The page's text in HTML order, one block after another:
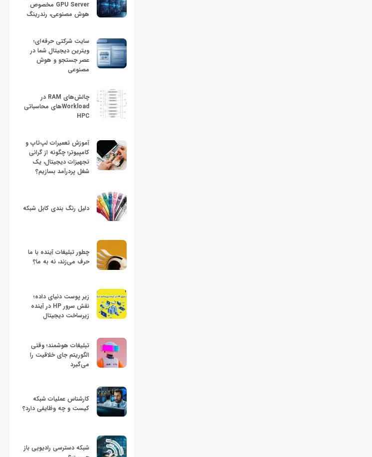
GPU Server مخصوص
هوش مصنوعی، رندرینگ
سایت شرکتی حرفه‌ای؛
ویترین دیجیتال شما در
عصر جستجو و هوش
مصنوعی
چالش‌های RAM در
Workloadهای محاسباتی
HPC
آموزش تعمیرات لپ‌تاپ و
کامپیوتر؛ چگونه از گرانی
تجهیزات دیجیتال، یک
شغل پردرآمد بسازیم؟
دلیل رنگ بندی کابل شبکه
چطور تبلیغات آینده با ما
حرف می‌زند، نه به ما؟
زیر پوست دنیای داده؛
نقش سرور HP در آینده
زیرساخت دیجیتال
تبلیغات هوشمند؛ وقتی
الگوریتم جای خلاقیت را
می‌گیرد
کارشناس عملیات شبکه
کیست و چه وظایفی دارد؟
شبکه دسترسی رادیویی باز